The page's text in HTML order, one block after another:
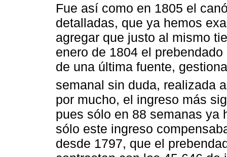
Fue así como en 1805 el
detalladas, que ya hemos
agregar que justo al mismo
enero de 1804 el
de una última fuente,
semanal sin duda, realizada
por mucho, el ingreso más
pues sólo en 88 semanas ya
sólo este ingreso
desde 1797, que el